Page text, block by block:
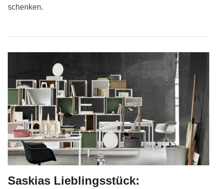
schenken.
Saskias Lieblingsstück: